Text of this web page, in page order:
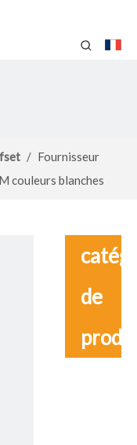
/ Fournisseur
couleurs blanches
de